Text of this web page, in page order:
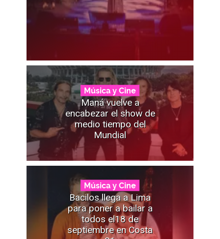
Música y Cine
Maná vuelve a
encabezar el show de
medio tiempo del
Mundial
Música y Cine
Bacilos llega a Lima
para poner a bailar a
todos el18 de
septiembre en Costa